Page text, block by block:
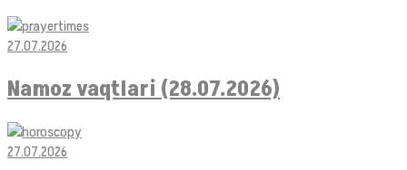
27.07.2026
Namoz vaqtlari (28.07.2026)
27.07.2026